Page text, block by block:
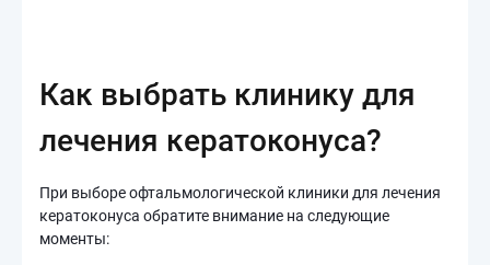
Как выбрать клинику для
лечения кератоконуса?
При выборе офтальмологической клиники для лечения
кератоконуса обратите внимание на следующие
моменты: